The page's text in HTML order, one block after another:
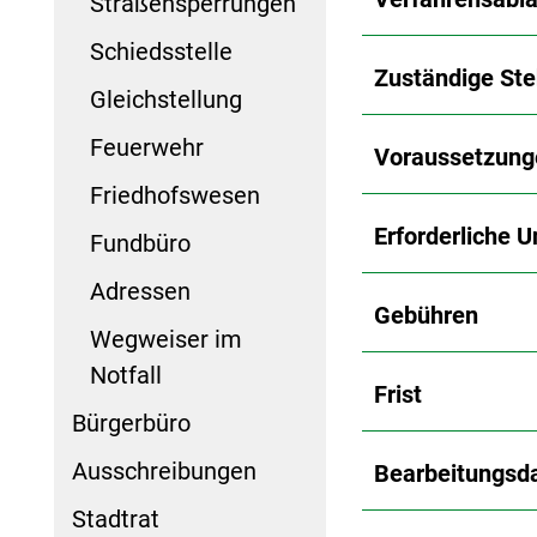
Schiedsstelle
Gleichstellung
Feuerwehr
Friedhofswesen
Fundbüro
Adressen
Wegweiser im
Notfall
Bürgerbüro
Ausschreibungen
Stadtrat
Zuständige
Erforderliche
Gebühren
Frist